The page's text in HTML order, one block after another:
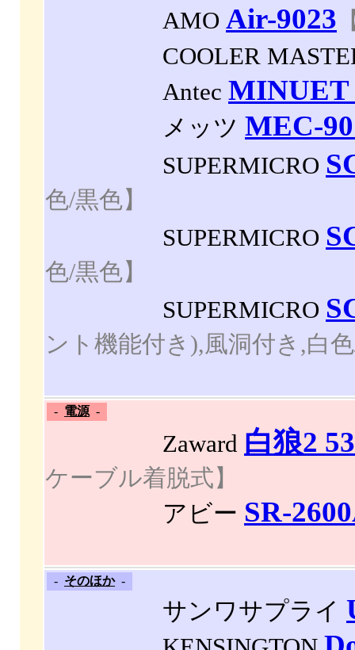
AMO Air-9023
COOLER
Antec
メッツ MEC-
SUPERMICRO
色/黒色】
SUPERMICRO
色/黒色】
SUPERMICRO
ント機能付き),風洞付き,白
- 電源 -
Zaward 白狼2
ケーブル着脱式】
アビー SR-
- そのほか-
サンワサプライ